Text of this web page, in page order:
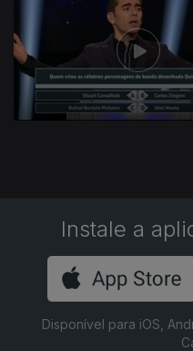
Instale a
Disponível para iOS,